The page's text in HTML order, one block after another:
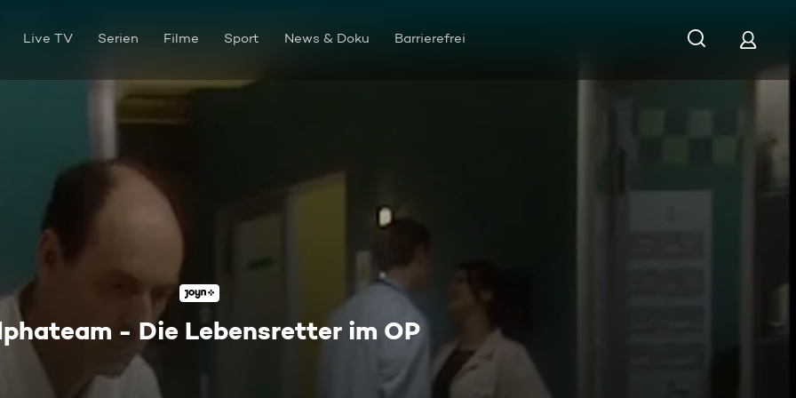
Live TV Serien Filme Sport News & Doku Barrierefrei
- Die Lebensretter im OP